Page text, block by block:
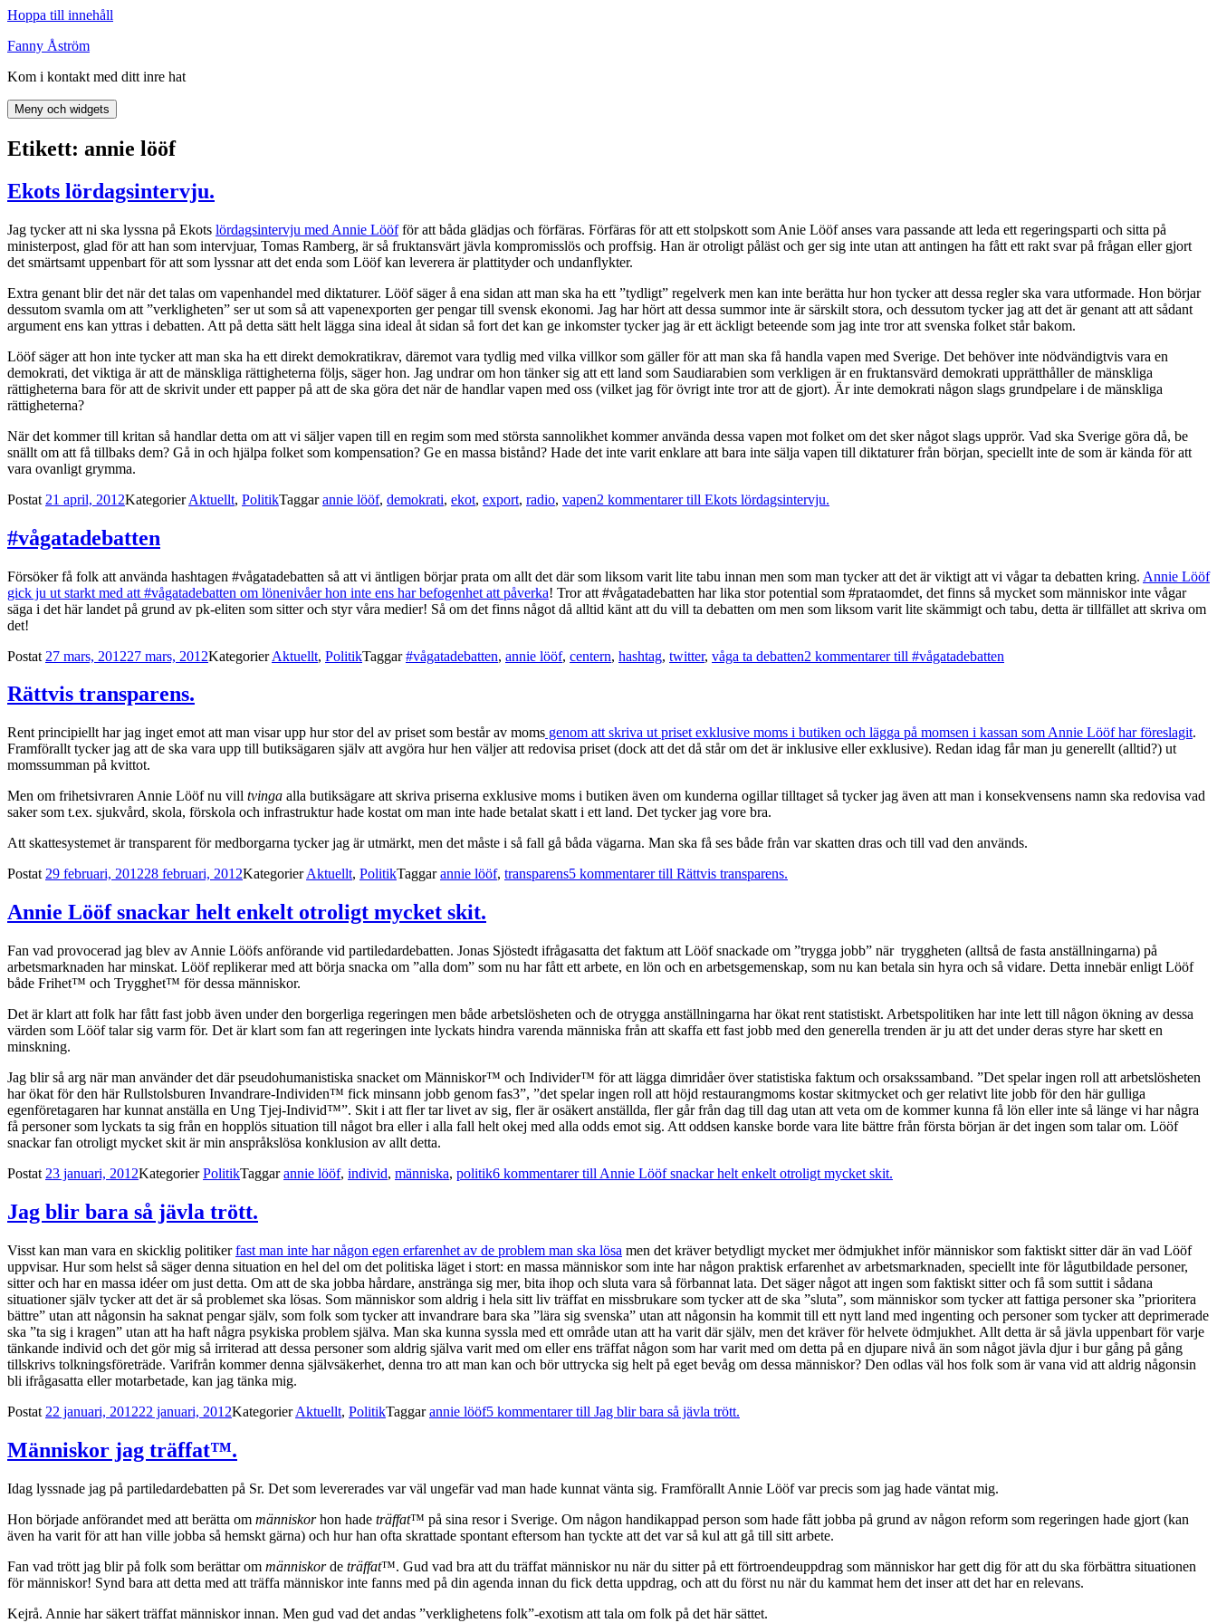
Hoppa till innehåll
Fanny Åström
Kom i kontakt med ditt inre hat
Meny och widgets
Etikett: annie lööf
Ekots lördagsintervju.
Jag tycker att ni ska lyssna på Ekots lördagsintervju med Annie Lööfför att båda glädjas och förfäras. Förfäras för att ett stolpskott som Anie Lööf anses vara passande att leda ett regeringsparti och sitta på
ministerpost, glad för att han som intervjuar, Tomas Ramberg, är så fruktansvärt jävla kompromisslös och proffsig. Han är otroligt påläst och ger sig inte utan att antingen ha fått ett rakt svar på frågan eller gjort
det smärtsamt uppenbart för att som lyssnar att det enda som Lööf kan leverera är plattityder och undanflykter.
Extra genant blir det när det talas om vapenhandel med diktaturer. Lööf säger å ena sidan att man ska ha ett ”tydligt” regelverk men kan inte berätta hur hon tycker att dessa regler ska vara utformade. Hon börjar
dessutom svamla om att ”verkligheten” ser ut som så att vapenexporten ger pengar till svensk ekonomi. Jag har hört att dessa summor inte är särskilt stora, och dessutom tycker jag att det är genant att att sådant
argument ens kan yttras i debatten. Att på detta sätt helt lägga sina ideal åt sidan så fort det kan ge inkomster tycker jag är ett äckligt beteende som jag inte tror att svenska folket står bakom.
Lööf säger att hon inte tycker att man ska ha ett direkt demokratikrav, däremot vara tydlig med vilka villkor som gäller för att man ska få handla vapen med Sverige. Det behöver inte nödvändigtvis vara en
demokrati, det viktiga är att de mänskliga rättigheterna följs, säger hon. Jag undrar om hon tänker sig att ett land som Saudiarabien som verkligen är en fruktansvärd demokrati upprätthåller de mänskliga
rättigheterna bara för att de skrivit under ett papper på att de ska göra det när de handlar vapen med oss (vilket jag för övrigt inte tror att de gjort). Är inte demokrati någon slags grundpelare i de mänskliga
rättigheterna?
När det kommer till kritan så handlar detta om att vi säljer vapen till en regim som med största sannolikhet kommer använda dessa vapen mot folket om det sker något slags upprör. Vad ska Sverige göra då, be
snällt om att få tillbaks dem? Gå in och hjälpa folket som kompensation? Ge en massa bistånd? Hade det inte varit enklare att bara inte sälja vapen till diktaturer från början, speciellt inte de som är kända för att
vara ovanligt grymma.
Postat 21 april, 2012KategorierAktuellt, PolitikTaggarannie lööf, demokrati, ekot, export, radio, vapen2 kommentarertill Ekots lördagsintervju.
#vågatadebatten
Försöker få folk att använda hashtagen #vågatadebatten så att vi äntligen börjar prata om allt det där som liksom varit lite tabu innan men som man tycker att det är viktigt att vi vågar ta debatten kring. Annie Lööf
gick ju ut starkt med att #vågatadebatten om lönenivåer hon inte ens har befogenhet att påverka! Tror att #vågatadebatten har lika stor potential som #prataomdet, det finns så mycket som människor inte vågar
säga i det här landet på grund av pk-eliten som sitter och styr våra medier! Så om det finns något då alltid känt att du vill ta debatten om men som liksom varit lite skämmigt och tabu, detta är tillfället att skriva om
det!
Postat 27 mars, 201227 mars, 2012KategorierAktuellt, PolitikTaggar#vågatadebatten, annie lööf, centern, hashtag, twitter, våga ta debatten2 kommentarertill #vågatadebatten
Rättvis transparens.
Rent principiellt har jag inget emot att man visar upp hur stor del av priset som består av moms genom att skriva ut priset exklusive moms i butiken och lägga på momsen i kassan som Annie Lööf har föreslagit.
Framförallt tycker jag att de ska vara upp till butiksägaren själv att avgöra hur hen väljer att redovisa priset (dock att det då står om det är inklusive eller exklusive). Redan idag får man ju generellt (alltid?) ut
momssumman på kvittot.
Men om frihetsivraren Annie Lööf nu vill tvinga alla butiksägare att skriva priserna exklusive moms i butiken även om kunderna ogillar tilltaget så tycker jag även att man i konsekvensens namn ska redovisa vad
saker som t.ex. sjukvård, skola, förskola och infrastruktur hade kostat om man inte hade betalat skatt i ett land. Det tycker jag vore bra.
Att skattesystemet är transparent för medborgarna tycker jag är utmärkt, men det måste i så fall gå båda vägarna. Man ska få ses både från var skatten dras och till vad den används.
Postat 29 februari, 201228 februari, 2012KategorierAktuellt, PolitikTaggarannie lööf, transparens5 kommentarertill Rättvis transparens.
Annie Lööf snackar helt enkelt otroligt mycket skit.
Fan vad provocerad jag blev av Annie Lööfs anförande vid partiledardebatten. Jonas Sjöstedt ifrågasatta det faktum att Lööf snackade om ”trygga jobb” när tryggheten (alltså de fasta anställningarna) på
arbetsmarknaden har minskat. Lööf replikerar med att börja snacka om ”alla dom” som nu har fått ett arbete, en lön och en arbetsgemenskap, som nu kan betala sin hyra och så vidare. Detta innebär enligt Lööf
både Frihet™ och Trygghet™ för dessa människor.
Det är klart att folk har fått fast jobb även under den borgerliga regeringen men både arbetslösheten och de otrygga anställningarna har ökat rent statistiskt. Arbetspolitiken har inte lett till någon ökning av dessa
värden som Lööf talar sig varm för. Det är klart som fan att regeringen inte lyckats hindra varenda människa från att skaffa ett fast jobb med den generella trenden är ju att det under deras styre har skett en
minskning.
Jag blir så arg när man använder det där pseudohumanistiska snacket om Människor™ och Individer™ för att lägga dimridåer över statistiska faktum och orsakssamband. ”Det spelar ingen roll att arbetslösheten
har ökat för den här Rullstolsburen Invandrare-Individen™ fick minsann jobb genom fas3”, ”det spelar ingen roll att höjd restaurangmoms kostar skitmycket och ger relativt lite jobb för den här gulliga
egenföretagaren har kunnat anställa en Ung Tjej-Individ™”. Skit i att fler tar livet av sig, fler är osäkert anställda, fler går från dag till dag utan att veta om de kommer kunna få lön eller inte så länge vi har några
få personer som lyckats ta sig från en hopplös situation till något bra eller i alla fall helt okej med alla odds emot sig. Att oddsen kanske borde vara lite bättre från första början är det ingen som talar om. Lööf
snackar fan otroligt mycket skit är min anspråkslösa konklusion av allt detta.
Postat 23 januari, 2012KategorierPolitikTaggarannie lööf, individ, människa, politik6 kommentarertill Annie Lööf snackar helt enkelt otroligt mycket skit.
Jag blir bara så jävla trött.
Visst kan man vara en skicklig politikerfast man inte har någon egen erfarenhet av de problem man ska lösa men det kräver betydligt mycket mer ödmjukhet inför människor som faktiskt sitter där än vad Lööf
uppvisar. Hur som helst så säger denna situation en hel del om det politiska läget i stort: en massa människor som inte har någon praktisk erfarenhet av arbetsmarknaden, speciellt inte för lågutbildade personer,
sitter och har en massa idéer om just detta. Om att de ska jobba hårdare, anstränga sig mer, bita ihop och sluta vara så förbannat lata. Det säger något att ingen som faktiskt sitter och få som suttit i sådana
situationer själv tycker att det är så problemet ska lösas. Som människor som aldrig i hela sitt liv träffat en missbrukare som tycker att de ska ”sluta”, som människor som tycker att fattiga personer ska ”prioritera
bättre” utan att någonsin ha saknat pengar själv, som folk som tycker att invandrare bara ska ”lära sig svenska” utan att någonsin ha kommit till ett nytt land med ingenting och personer som tycker att deprimerade
ska ”ta sig i kragen” utan att ha haft några psykiska problem själva. Man ska kunna syssla med ett område utan att ha varit där själv, men det kräver för helvete ödmjukhet. Allt detta är så jävla uppenbart för varje
tänkande individ och det gör mig så irriterad att dessa personer som aldrig själva varit med om eller ens träffat någon som har varit med om detta på en djupare nivå än som något jävla djur i bur gång på gång
tillskrivs tolkningsföreträde. Varifrån kommer denna självsäkerhet, denna tro att man kan och bör uttrycka sig helt på eget bevåg om dessa människor? Den odlas väl hos folk som är vana vid att aldrig någonsin
bli ifrågasatta eller motarbetade, kan jag tänka mig.
Postat 22 januari, 201222 januari, 2012KategorierAktuellt, PolitikTaggarannie lööf5 kommentarertill Jag blir bara så jävla trött.
Människor jag träffat™.
Idag lyssnade jag på partiledardebatten på Sr. Det som levererades var väl ungefär vad man hade kunnat vänta sig. Framförallt Annie Lööf var precis som jag hade väntat mig.
Hon började anförandet med att berätta om människorhon hade träffat™ på sina resor i Sverige. Om någon handikappad person som hade fått jobba på grund av någon reform som regeringen hade gjort (kan
även ha varit för att han ville jobba så hemskt gärna) och hur han ofta skrattade spontant eftersom han tyckte att det var så kul att gå till sitt arbete.
Fan vad trött jag blir på folk som berättar om människorde träffat™. Gud vad bra att du träffat människor nu när du sitter på ett förtroendeuppdrag som människor har gett dig för att du ska förbättra situationen
för människor! Synd bara att detta med att träffa människor inte fanns med på din agenda innan du fick detta uppdrag, och att du först nu när du kammat hem det inser att det har en relevans.
Kejrå. Annie har säkert träffat människor innan. Men gud vad det andas ”verklighetens folk”-exotism att tala om folk på det här sättet.